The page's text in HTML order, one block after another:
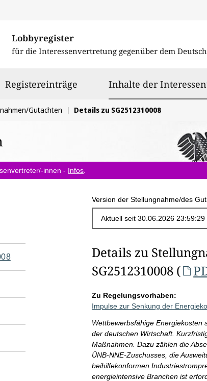
Lobbyregister
für die Interessenvertretung gegenüber dem
Registereinträge Inhalte der
Gutachten Details zu SG2512310008
innen - Infos
Version der Stellungnahme/des
Details zu
SG2512310008 (
Zu Regelungsvorhaben:
Impulse zur Senkung der
Wettbewerbsfähige Energiekosten
der deutschen Wirtschaft.
Maßnahmen. Dazu zählen die
ÜNB-NNE-Zuschusses, die
beihilfekonformen
energieintensive Branchen ist